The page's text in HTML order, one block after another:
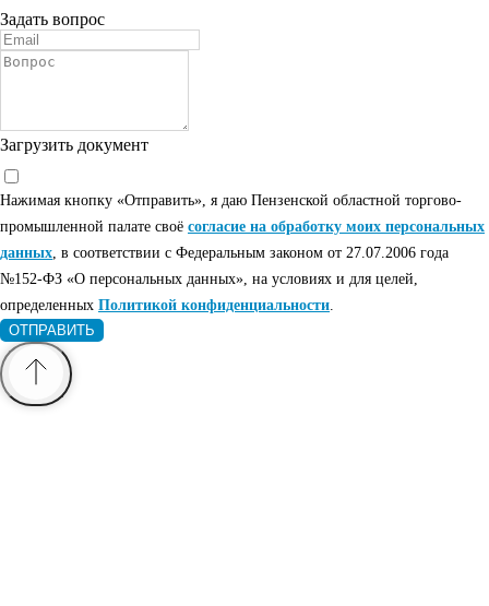
Задать вопрос
Загрузить документ
Нажимая кнопку «Отправить», я даю Пензенской областной торгово-
промышленной палате своё согласие на обработку моих персональных
данных, в соответствии с Федеральным законом от 27.07.2006 года
№152-ФЗ «О персональных данных», на условиях и для целей,
определенных Политикой конфиденциальности.
ОТПРАВИТЬ